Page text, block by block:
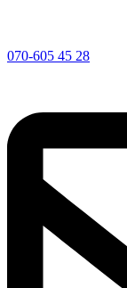
070-605 45 28